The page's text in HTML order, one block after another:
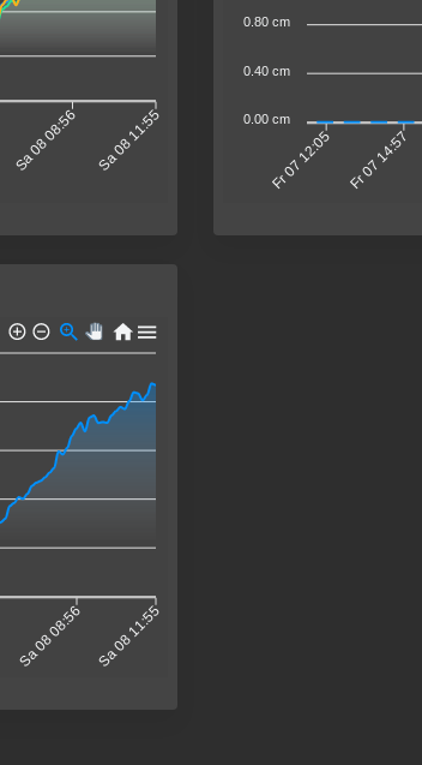
Sa 08 08:56 Sa 08 11:55 Fr 07 12:05 Fr 07 14:57
0.80 cm
0.40 cm
0.00 cm
Sa 08 08:56 Sa 08 11:55